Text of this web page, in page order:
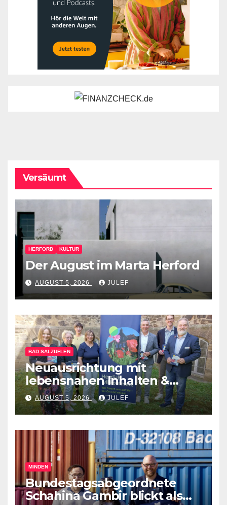
Versäumt
HERFORD KULTUR
Der August im Marta Herford
AUGUST 5, 2026 JULEF
BAD SALZUFLEN
Neuausrichtung mit
lebensnahen Inhalten &
diversen Mitmachformaten –
vhs Bad Salzuflen stellt
neues Herbst-&
Winterprogramm vor
AUGUST 5, 2026 JULEF
MINDEN
Bundestagsabgeordnete
Schahina Gambir blickt als